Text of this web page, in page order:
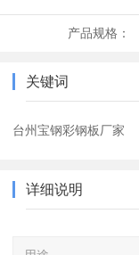
产品规格：
关键词
台州宝钢彩钢板厂家
详细说明